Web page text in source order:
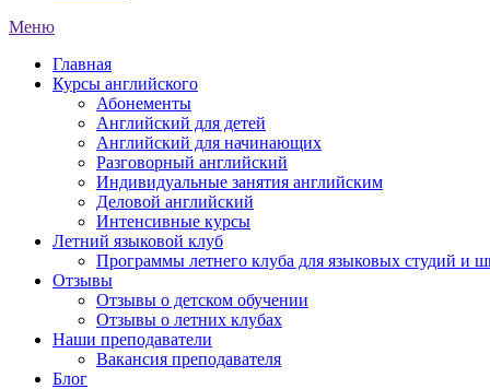
Меню
Главная
Курсы английского
Абонементы
Английский для детей
Английский для начинающих
Разговорный английский
Индивидуальные занятия английским
Деловой английский
Интенсивные курсы
Летний языковой клуб
Программы летнего клуба для языковых студий и
Отзывы
Отзывы о детском обучении
Отзывы о летних клубах
Наши преподаватели
Вакансия преподавателя
Блог